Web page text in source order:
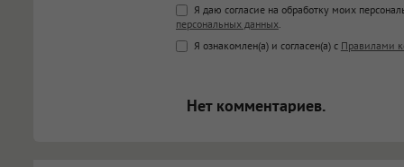
Поддержка HTML
<b>, <strong>, <u>, <i>, <em>,
<blockquote>, <code>
Я даю согласие на обработку моих
персональных данных.
Я ознакомлен(а) и согласен(а) с Правилами
Нет комментариев.